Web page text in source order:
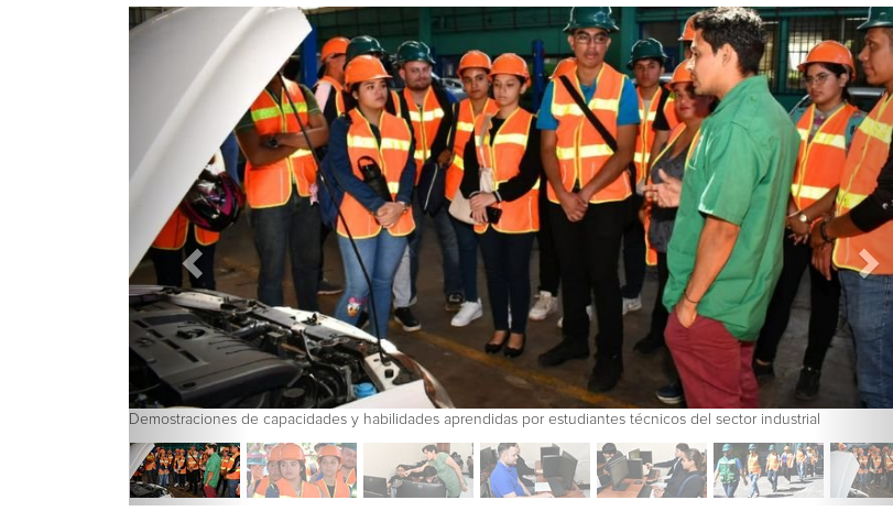
Demostraciones de capacidades y habilidades aprendidas por estudiantes técnicos del sector industrial